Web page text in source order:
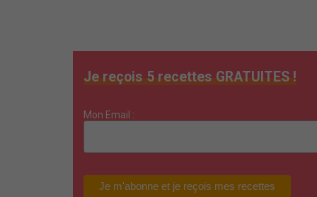
Je reçois 5 recettes GRATUITES !
Mon Email :